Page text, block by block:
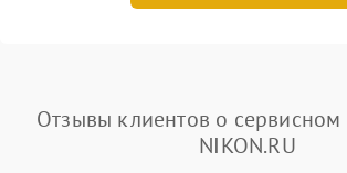
Отзывы клиентов о сервисном
NIKON.RU